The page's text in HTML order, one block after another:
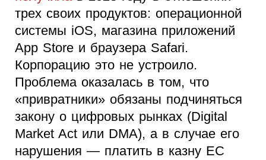
трех своих продуктов: операционной
системы iOS, магазина приложений
App Store и браузера Safari.
Корпорацию это не устроило.
Проблема оказалась в том, что
«привратники» обязаны подчиняться
закону о цифровых рынках (Digital
Market Act или DMA), а в случае его
нарушения — платить в казну ЕС